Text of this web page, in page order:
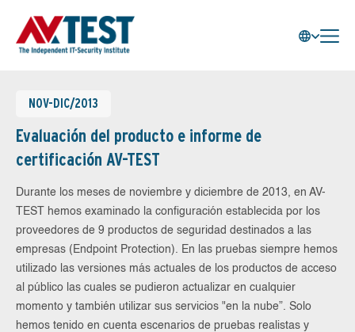
NOV-DIC/2013
Evaluación del producto e informe de
certificación AV-TEST
Durante los meses de noviembre y diciembre de 2013, en AV-
TEST hemos examinado la configuración establecida por los
proveedores de 9 productos de seguridad destinados a las
empresas (Endpoint Protection). En las pruebas siempre hemos
utilizado las versiones más actuales de los productos de acceso
al público las cuales se pudieron actualizar en cualquier
momento y también utilizar sus servicios "en la nube”. Solo
hemos tenido en cuenta escenarios de pruebas realistas y